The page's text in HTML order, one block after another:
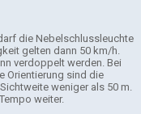
die Nebelschlussleuchte
gelten dann 50 km/h.
verdoppelt werden. Bei
Orientierung sind die
weniger als 50 m.
weiter.